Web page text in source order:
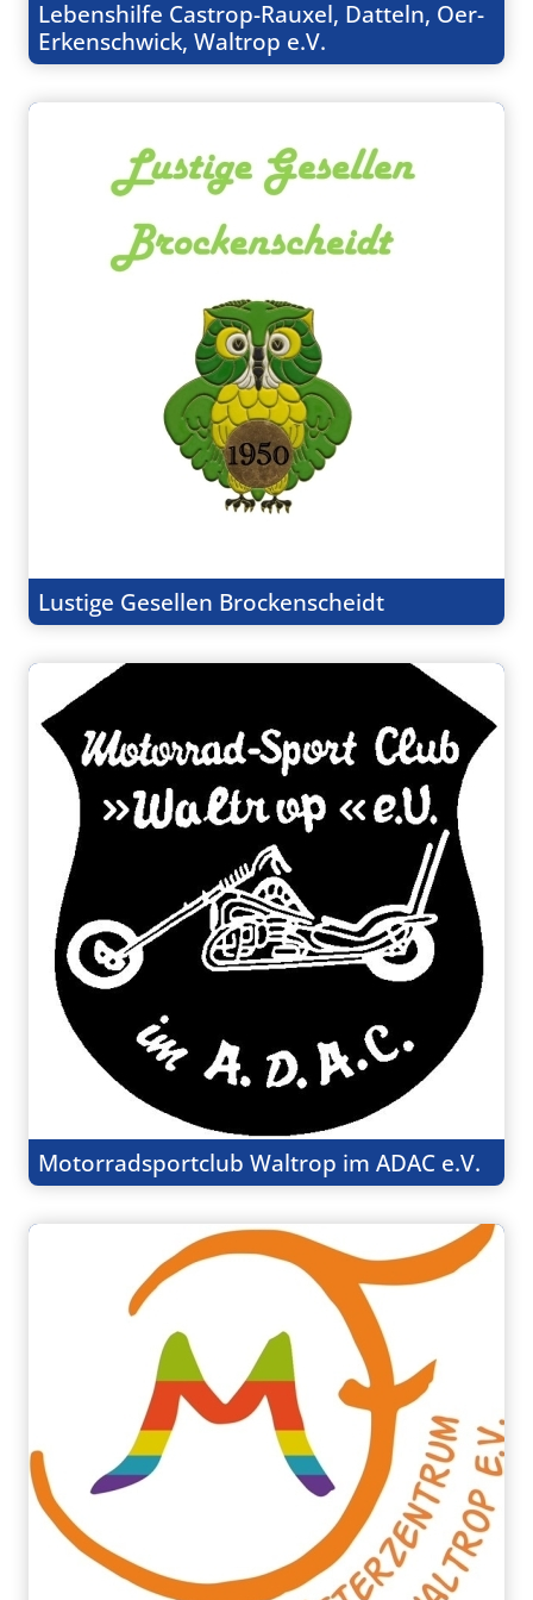
Lebenshilfe Castrop-Rauxel, Datteln, Oer-
Erkenschwick, Waltrop e.V.
Lustige Gesellen Brockenscheidt
Motorradsportclub Waltrop im ADAC e.V.